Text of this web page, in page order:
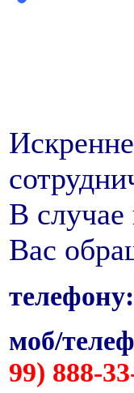
В
Вас
телефону:
моб/
99) 888-